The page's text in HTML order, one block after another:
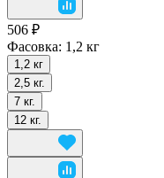
506 ₽
Фасовка: 1,2 кг
1,2 кг
2,5 кг.
7 кг.
12 кг.